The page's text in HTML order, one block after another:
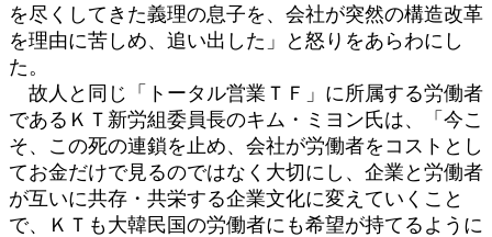
を尽くしてきた義理の息子を、会社が突然の構造改革
を理由に苦しめ、追い出した」と怒りをあらわにし
た。
故人と同じ「トータル営業ＴＦ」に所属する労働者
であるＫＴ新労組委員長のキム・ミヨン氏は、「今こ
そ、この死の連鎖を止め、会社が労働者をコストとし
てお金だけで見るのではなく大切にし、企業と労働者
が互いに共存・共栄する企業文化に変えていくこと
で、ＫＴも大韓民国の労働者にも希望が持てるように